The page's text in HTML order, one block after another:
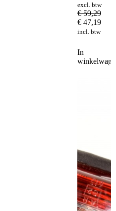
excl. btw
€59,29
€ 47,19
incl. btw
In
winkelwagen